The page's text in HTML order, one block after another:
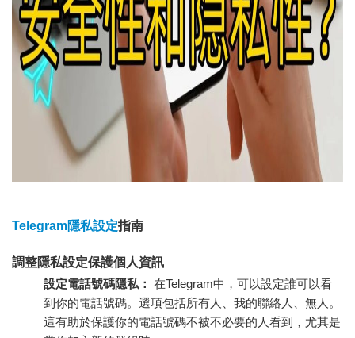
Telegram隱私設定指南
調整隱私設定保護個人資訊
設定電話號碼隱私： 在Telegram中，可以設定誰可以看
到你的電話號碼。選項包括所有人、我的聯絡人、無人。
這有助於保護你的電話號碼不被不必要的人看到，尤其是